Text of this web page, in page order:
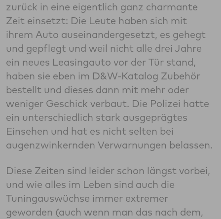
zurück in eine eigentlich ganz charmante
Zeit einsetzt: Die Leute haben sich mit
ihrem Auto auseinandergesetzt, es gehegt
und gepflegt und weil nicht alle drei Jahre
ein neues Leasingauto vor der Tür stand,
haben sie eben im D&W-Katalog Zubehör
bestellt und dieses dann mit mehr oder
weniger Geschick verbaut. Die Polizei hatte
ein unterschiedlich stark ausgeprägtes
Einsehen und hat es nicht selten bei
augenzwinkernden Verwarnungen belassen.
Diese Zeiten sind leider schon längst vorbei,
und wie alles im Leben sind auch die
Tuningauswüchse immer extremer
geworden (auch wenn man das nach dem,